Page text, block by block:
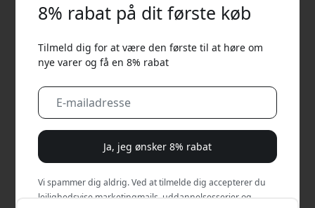
8% rabat på dit første køb
Tilmeld dig for at være den første til at høre om
nye varer og få en 8% rabat
Ja, jeg ønsker 8% rabat
Vi spammer dig aldrig. Ved at tilmelde dig accepterer du
lejlighedsvise marketingmails, uddannelsesserier og
Brug denne kode ved kassen for at få 8% rabat.